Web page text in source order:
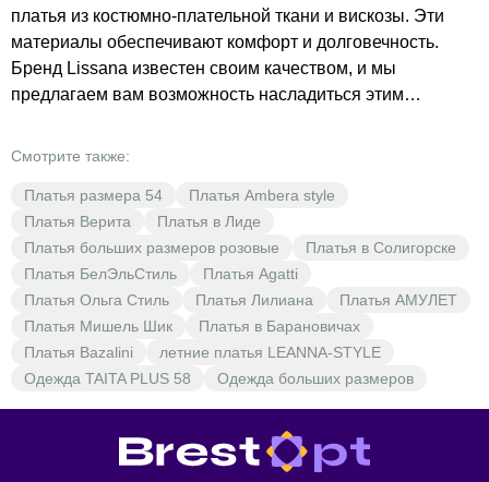
платья из костюмно-плательной ткани и вискозы. Эти
материалы обеспечивают комфорт и долговечность.
Бренд Lissana известен своим качеством, и мы
предлагаем вам возможность насладиться этим
не только стиль, но и забота о вашем бюджете.
качественными нарядами по доступным ценам. Вы
найдёте платья различных цветов, включая чёрный и
разноцветный, что позволит вам легко подобрать
идеальный образ. В BrestOpt мы стремимся сделать
моду доступной для каждой женщины, предлагая вам
широкий выбор платьев от любимого бренда Lissana.
Смотрите также:
Платья размера 54
Платья Ambera style
Платья Верита
Платья в Лиде
Платья больших размеров розовые
Платья в Солигорске
Платья БелЭльСтиль
Платья Agatti
Платья Ольга Стиль
Платья Лилиана
Платья АМУЛЕТ
Платья Мишель Шик
Платья в Барановичах
Платья Bazalini
летние платья LEANNA-STYLE
Одежда TAITA PLUS 58
Одежда больших размеров